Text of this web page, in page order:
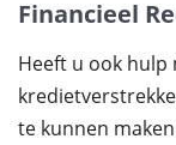
Financieel
Heeft u ook hulp
te kunnen